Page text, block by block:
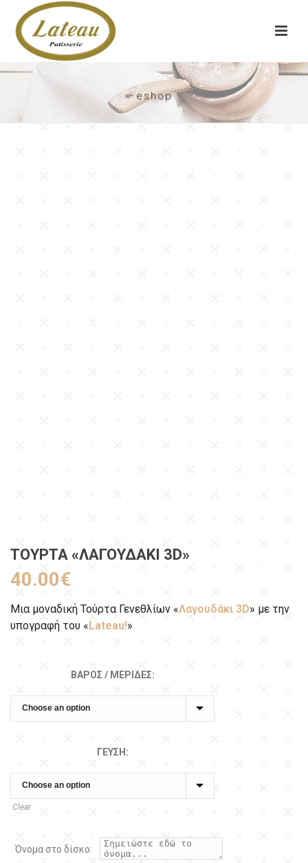
eshop
ΤΟΎΡΤΑ «ΛΑΓΟΥΔΆΚΙ 3D»
40.00€
Μια μοναδική Τούρτα Γενεθλίων «Λαγουδάκι 3D» με την
υπογραφή του « Lateau!»
ΒΆΡΟΣ / ΜΕΡΊΔΕΣ:
ΓΕΎΣΗ:
Clear
Όνομα στο δίσκο: